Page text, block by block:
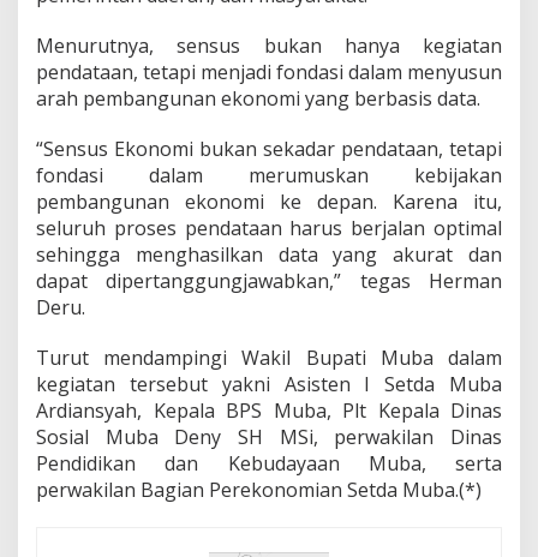
Menurutnya, sensus bukan hanya kegiatan
pendataan, tetapi menjadi fondasi dalam menyusun
arah pembangunan ekonomi yang berbasis data.
“Sensus Ekonomi bukan sekadar pendataan, tetapi
fondasi dalam merumuskan kebijakan
pembangunan ekonomi ke depan. Karena itu,
seluruh proses pendataan harus berjalan optimal
sehingga menghasilkan data yang akurat dan
dapat dipertanggungjawabkan,” tegas Herman
Deru.
Turut mendampingi Wakil Bupati Muba dalam
kegiatan tersebut yakni Asisten I Setda Muba
Ardiansyah, Kepala BPS Muba, Plt Kepala Dinas
Sosial Muba Deny SH MSi, perwakilan Dinas
Pendidikan dan Kebudayaan Muba, serta
perwakilan Bagian Perekonomian Setda Muba.(*)